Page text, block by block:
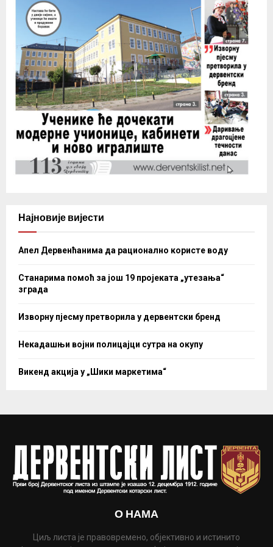
Најновије вијести
Апел Дервенћанима да рационално користе воду
Станарима помоћ за још 19 пројеката „утезања“
зграда
Изворну пјесму претворила у дервентски бренд
Некадашњи војни полицајци сутра на окупу
Викенд акција у „Шики маркетима“
О НАМА
Циљ листа је правовремено, објективно и истинито